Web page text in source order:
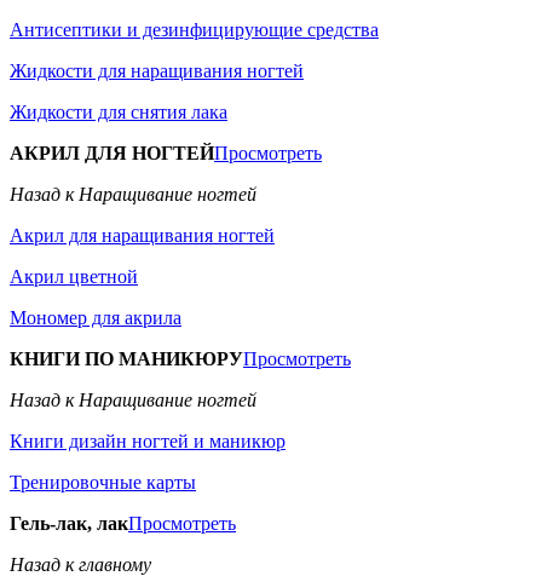
Антисептики и дезинфицирующие средства
Жидкости для наращивания ногтей
Жидкости для снятия лака
АКРИЛ ДЛЯ НОГТЕЙПросмотреть
Назад к Наращивание ногтей
Акрил для наращивания ногтей
Акрил цветной
Мономер для акрила
КНИГИ ПО МАНИКЮРУПросмотреть
Назад к Наращивание ногтей
Книги дизайн ногтей и маникюр
Тренировочные карты
Гель-лак, лакПросмотреть
Назад к главному